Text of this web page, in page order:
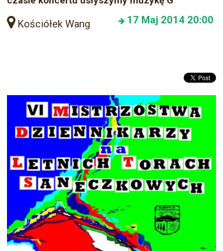
Kościółek Wang 17 Maj 201420:00